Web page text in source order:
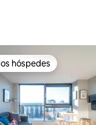
hóspedes
hóspedes